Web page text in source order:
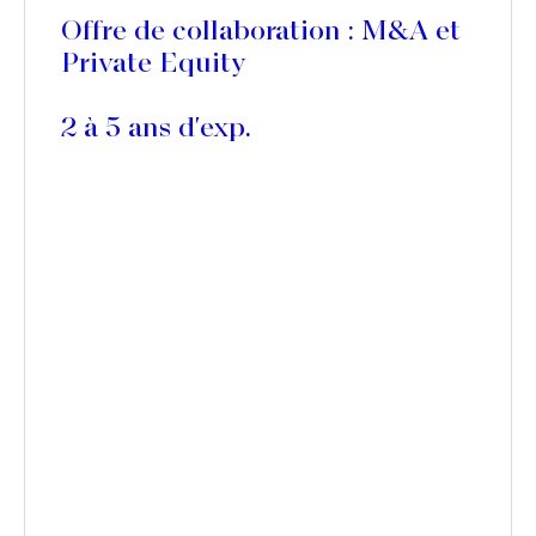
Offre de collaboration : M&A et
Private Equity
2 à 5 ans d'exp.